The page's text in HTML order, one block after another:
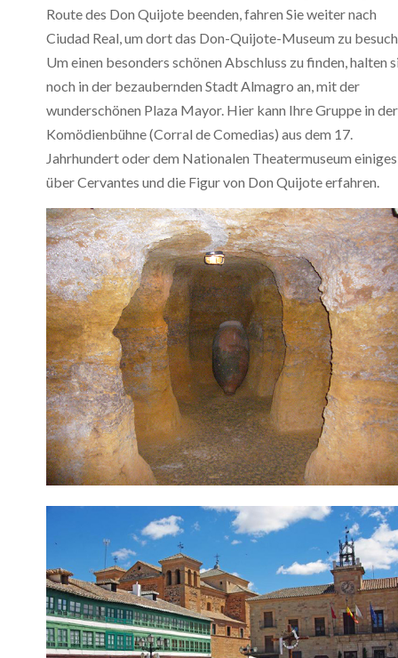
Route des Don Quijote beenden, fahren Sie weiter nach
Ciudad Real, um dort das Don-Quijote-Museum zu
Um einen besonders schönen Abschluss zu finden, halten
noch in der bezaubernden Stadt Almagro an, mit der
wunderschönen Plaza Mayor. Hier kann Ihre Gruppe in der
Komödienbühne (Corral de Comedias) aus dem 17.
Jahrhundert oder dem Nationalen Theatermuseum einiges
über Cervantes und die Figur von Don Quijote erfahren.